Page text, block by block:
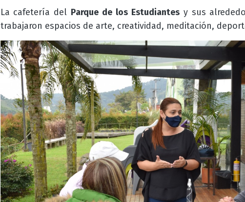
La cafetería del Parque de los Estudiantesy sus
trabajaron espacios de arte, creatividad, meditación,